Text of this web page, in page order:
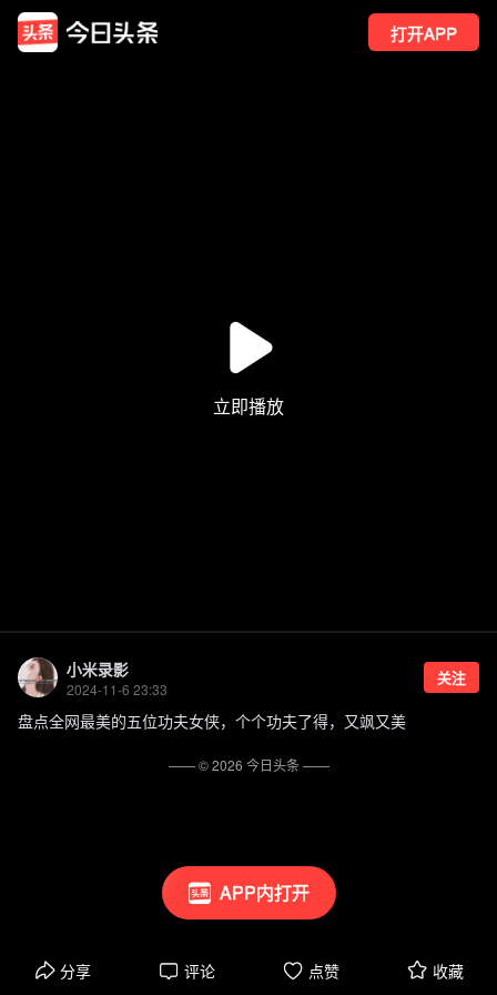
打开APP
APP内打开
小米录影
2024-11-6 23:33
关注
盘点全网最美的五位功夫女侠，个个功夫了得，又飒又美
分享 评论 点赞 收藏
—— ©2026 今日头条——